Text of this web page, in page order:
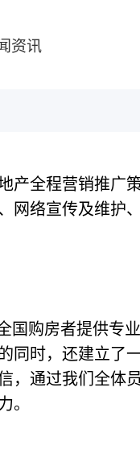
资讯
产全程营销推广
网络宣传及维护
国购房者提供专
同时，还建立了
，通过我们全体
。